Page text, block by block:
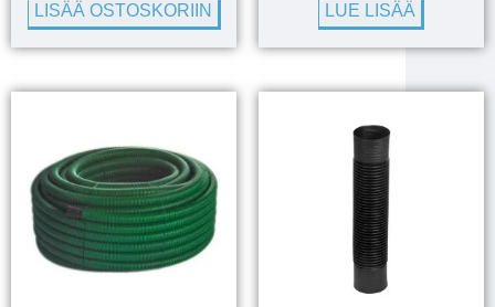
LISÄÄ OSTOSKORIIN LUE LISÄÄ